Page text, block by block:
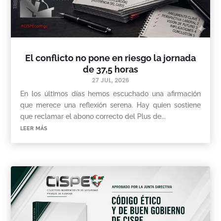
El conflicto no pone en riesgo la jornada
de 37,5 horas
27 JUL, 2026
En los últimos días hemos escuchado una afirmación
que merece una reflexión serena. Hay quien sostiene
que reclamar el abono correcto del Plus de...
leer más